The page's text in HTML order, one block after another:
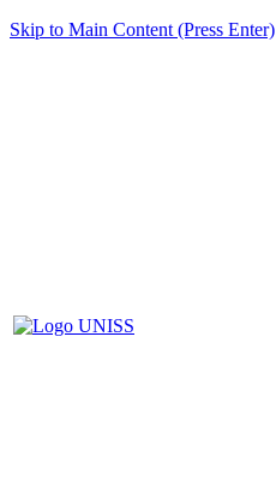
Skip to Main Content (Press Enter)